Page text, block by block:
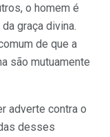
o homem é
graça divina.
de que a
são mutuamente
adverte contra o
desses